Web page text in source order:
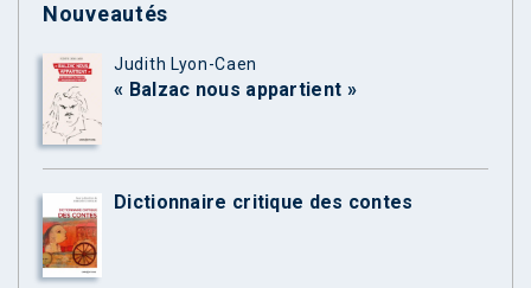
Nouveautés
Judith Lyon-Caen
« Balzac nous appartient »
Dictionnaire critique des contes